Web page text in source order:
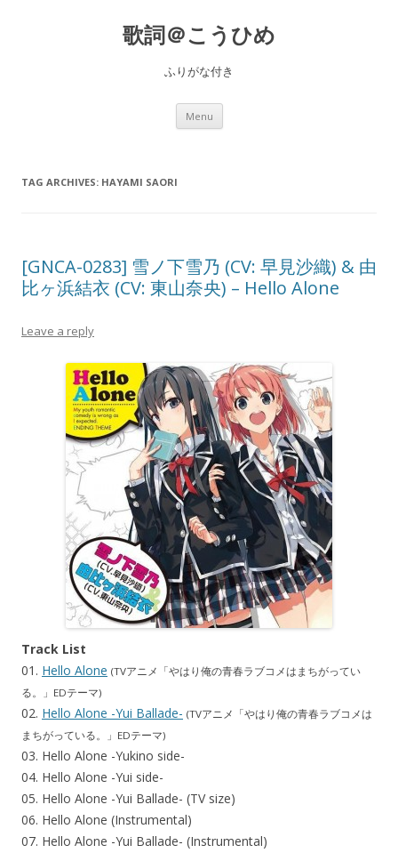
歌詞＠こうひめ
ふりがな付き
Menu Skip to content
TAG ARCHIVES: HAYAMI SAORI
[GNCA-0283] 雪ノ下雪乃 (CV: 早見沙織) & 由
比ヶ浜結衣 (CV: 東山奈央) – Hello Alone
Leave a reply
Track List
01. Hello Alone (TVアニメ「やはり俺の青春ラブコメはまちがってい
る。」EDテーマ)
02. Hello Alone -Yui Ballade- (TVアニメ「やはり俺の青春ラブコメは
まちがっている。」EDテーマ)
03. Hello Alone -Yukino side-
04. Hello Alone -Yui side-
05. Hello Alone -Yui Ballade- (TV size)
06. Hello Alone (Instrumental)
07. Hello Alone -Yui Ballade- (Instrumental)